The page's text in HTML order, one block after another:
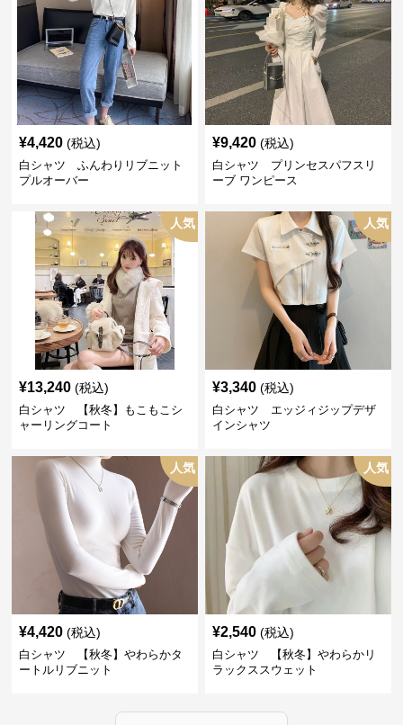
¥4,420 (税込)
白シャツ ふんわりリブニット
プルオーバー
¥9,420 (税込)
白シャツ プリンセスパフスリ
ーブ ワンピース
人気
¥13,240 (税込)
白シャツ 【秋冬】もこもこシ
ャーリングコート
人気
¥3,340 (税込)
白シャツ エッジィジップデザ
インシャツ
人気
¥4,420 (税込)
白シャツ 【秋冬】やわらかタ
ートルリブニット
人気
¥2,540 (税込)
白シャツ 【秋冬】やわらかリ
ラックススウェット